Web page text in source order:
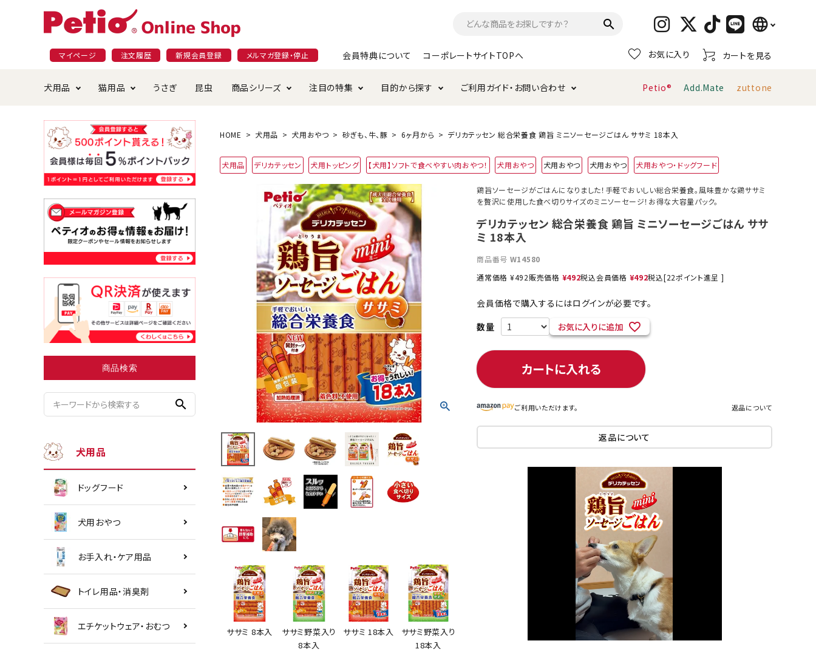
search language
日本語
English
マイページ 注文履歴 新規会員登録 メルマガ登録・停止 会員特典について コーポレートサイトTOPへ お気に入り カートを見る
犬用品
ドッグフード おやつ お手入れ・ケア用品 トイレタリー・消臭剤
ペットシーツ ベッド・ハウス・マット サークル・ケージ キャリーバッグ
おもちゃ 食器・給水器 服・ウェア
首輪・ハーネス・リード しつけ用品 替え・交換パーツ
猫用品
ごはん・おやつ お手入れ・ケア用品 トイレタリー・消臭剤 猫砂
ベッド・ハウス・マット サークル・ケージ・タワー キャリーバッグ おもちゃ
食器・給水器 防虫用品 首輪・ハーネス
替え・交換パーツ
うさぎ 昆虫 商品シリーズ
プラクト 素材そのまま 極上
注目の特集
夜のお散歩特集 無添加特集 けりぐるみ特集 ペティオ公式アプリ
目的から探す
国産フード&おやつ特集 穀物不使用のグレインフリー
じゃらして遊ぶ 引っ張って遊ぶ 投げて遊ぶ
またたび・元気草 夜のお散歩
小型犬にオススメ ダイエット中にオススメ まとめ買いでオトク！！ ネコポス対象商品一覧
ご利用ガイド・お問い合わせ
ショッピングガイド 会員特典について ご注文方法について お支払い方法・配送について
返品・交換について オンラインショップ利用規約
Petio® Add.Mate zuttone
商品検索
search
犬用品
ドッグフード
犬用おやつ
お手入れ・ケア用品
トイレ用品・消臭剤
エチケットウェア・おむつ
HOME 犬用品 犬用おやつ 砂ぎも、牛、豚 6ヶ月から デリカテッセン 総合栄養食 鶏旨 ミニソーセージごはん ササミ 18本入
犬用品 デリカテッセン 犬用トッピング 【犬用】ソフトで食べやすい肉おやつ！ 犬用おやつ 犬用おやつ 犬用おやつ 犬用おやつ・ドッグフード
ササミ 8本入
ササミ野菜入り
8本入
ササミ 18本入
ササミ野菜入り
18本入
鶏旨ソーセージがごはんになりました！手軽でおいしい総合栄養食。風味豊かな鶏ササミ
を贅沢に使用した食べ切りサイズのミニソーセージ！お得な大容量パック。
デリカテッセン 総合栄養食 鶏旨 ミニソーセージごはん ササ
ミ 18本入
商品番号 W14580
通常価格 ¥492販売価格 ¥492税込会員価格 ¥492税込[22ポイント進呈 ]
会員価格で購入するにはログインが必要です。
お気に入りに追加
カートに入れる
ご利用いただけます。 返品について
返品について